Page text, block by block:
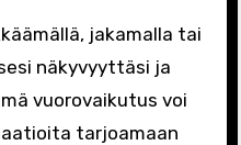
jakamalla tai
näkyvyyttäsi ja
vuorovaikutus voi
tarjoamaan